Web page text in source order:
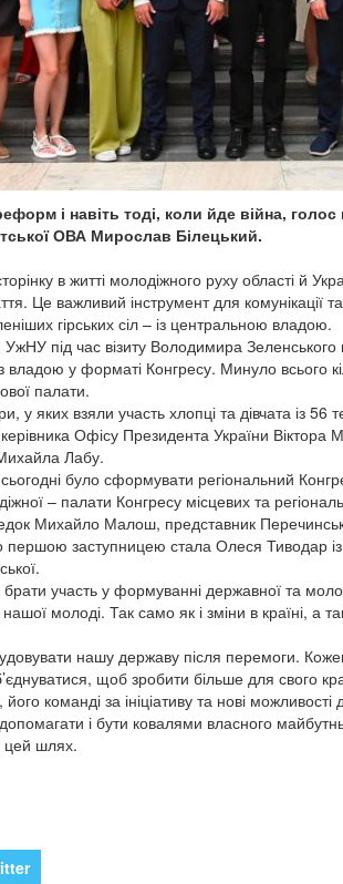
і навіть тоді, коли йде війна,
ОВА Мирослав Білецький.
в житті молодіжного руху області й
Це важливий інструмент для комунікації
гірських сіл – із центральною владою.
під час візиту Володимира Зеленського
у форматі Конгресу. Минуло всього
палати.
у яких взяли участь хлопці та дівчата із 56
Офісу Президента України
Лабу.
було сформувати регіональний
– палати Конгресу місцевих та
Михайло Малош, представник
першою заступницею стала Олеся Тиводар
участь у формуванні державної та
молоді. Так само як і зміни в країні, а
нашу державу після перемоги. Кожен
щоб зробити більше для свого
команді за ініціативу та нові
і бути ковалями власного
цей шлях.